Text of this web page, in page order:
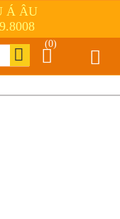
Á ÂU
(0)